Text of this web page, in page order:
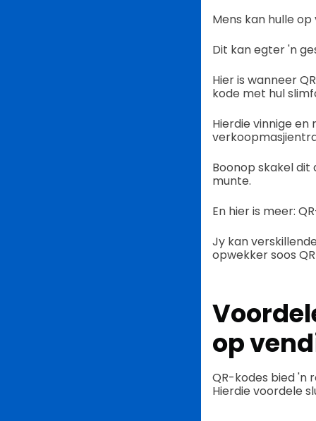
Mens kan hulle
Dit kan egter 'n
Hier is wanneer
kode met hul
Hierdie vinnige
Boonop skakel
munte.
En hier is meer:
Jy kan
opwekker soos
op
QR-kodes bied 'n
Hierdie voordele